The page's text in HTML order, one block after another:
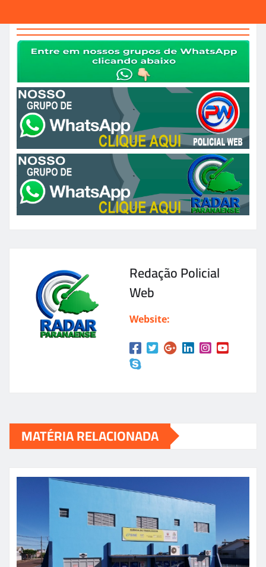
Redação Policial
Web
Website:
MATÉRIA RELACIONADA